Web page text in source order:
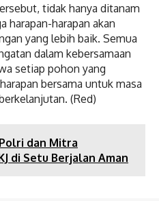
tidak hanya ditanam
harapan akan
yang lebih baik. Semua
dalam kebersamaan
setiap pohon yang
bersama untuk masa
(Red)
dan Mitra
di Setu Berjalan Aman